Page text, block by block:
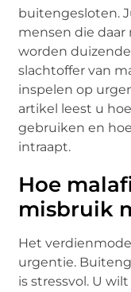
buitengesloten.
mensen die daar
worden
slachtoffer van
inspelen op
artikel leest u
gebruiken en
intraapt.
Hoe
misbruik
Het
urgentie.
is stressvol. U